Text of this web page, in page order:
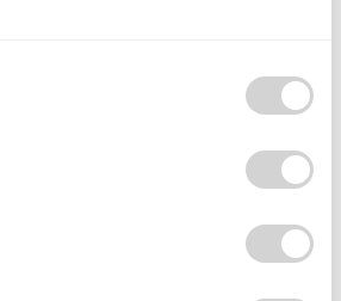
má vliv na vícero aspektů
ve svém důsledku pak také na
se srážkovými vodami i v městském